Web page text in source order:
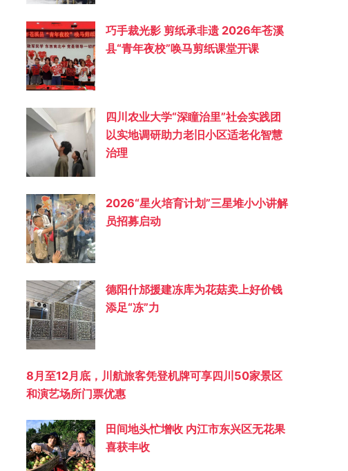
巧手裁光影 剪纸承非遗 2026年苍溪
县“青年夜校”唤马剪纸课堂开课
四川农业大学“深瞳治里”社会实践团
以实地调研助力老旧小区适老化智慧
治理
2026“星火培育计划”三星堆小小讲解
员招募启动
德阳什邡援建冻库为花菇卖上好价钱
添足“冻”力
8月至12月底，川航旅客凭登机牌可享四川50家景区
和演艺场所门票优惠
田间地头忙增收 内江市东兴区无花果
喜获丰收